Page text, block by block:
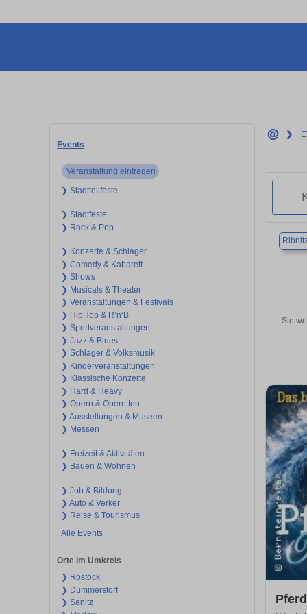
Events
Veranstaltung eintragen
❯ Stadtteilfeste
❯ Stadtfeste
❯ Rock & Pop
❯ Konzerte & Schlager
❯ Comedy & Kabarett
❯ Shows
❯ Musicals & Theater
❯ Veranstaltungen & Festivals
❯ HipHop & R’n‘B
❯ Sportveranstaltungen
❯ Jazz & Blues
❯ Schlager & Volksmusik
❯ Kinderveranstaltungen
❯ Klassische Konzerte
❯ Hard & Heavy
❯ Opern & Operetten
❯ Ausstellungen & Museen
❯ Messen
❯ Freizeit & Aktivitäten
❯ Bauen & Wohnen
❯ Job & Bildung
❯ Auto & Verker
❯ Reise & Tourismus
Alle Events
Orte im Umkreis
❯ Rostock
❯ Dummerstorf
❯ Sanitz
❯
Sie